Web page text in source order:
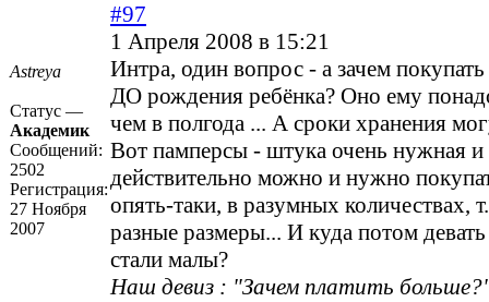
Astreya
Статус —
Академик
Сообщений:
2502
Регистрация:
27 Ноября
2007
#97
1 Апреля 2008 в 15:21
Интра, один вопрос - а зачем
ДО рождения ребёнка? Оно ему
чем в полгода ... А сроки хранения
Вот памперсы - штука очень нужная и
действительно можно и нужно
опять-таки, в разумных количествах,
разные размеры... И куда потом
стали малы?
Наш девиз : "Зачем платить